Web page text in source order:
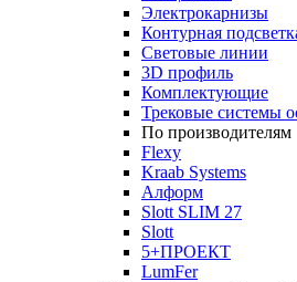
Электрокарнизы
Контурная
Световые линии
3D профиль
Комплектующие
Трековые системы
По производителям
Flexy
Kraab Systems
Алформ
Slott SLIM 27
Slott
5+ПРОЕКТ
LumFer